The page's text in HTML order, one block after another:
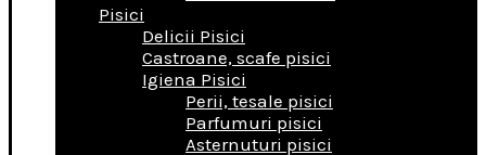
Pisici
Delicii Pisici
Castroane, scafe pisici
Igiena Pisici
Perii, tesale pisici
Parfumuri pisici
Asternuturi pisici